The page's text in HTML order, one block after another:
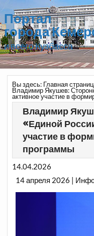
Портал
города
и всего Кузбасса
Вы здесь: Главная
Владимир Якушев:
активное участие в
Владимир
«Единой
участие в
программы
14.04.2026
14 апреля 2026 |